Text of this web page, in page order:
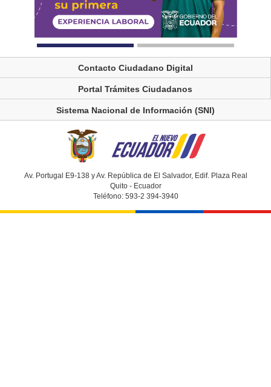
Contacto Ciudadano Digital
Portal Trámites Ciudadanos
Sistema Nacional de Información (SNI)
Av. Portugal E9-138 y Av. República de El Salvador, Edif. Plaza Real
Quito - Ecuador
Teléfono: 593-2 394-3940